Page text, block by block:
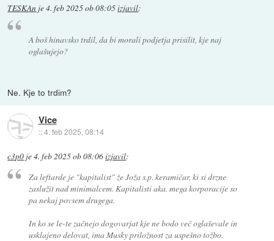
TESKAn je4. feb 2025 ob 08:05izjavil:
A boš hinavsko trdil, da bi morali podjetja prisilit, kje naj
oglašujejo?
Ne. Kje to trdim?
Vice
::4. feb 2025, 08:14
c3p0 je4. feb 2025 ob 08:06izjavil:
Za leftarde je "kapitalist" že Joža s.p. keramičar, ki si drzne
zaslužit nad minimalcem. Kapitalisti aka. mega korporacije so
pa nekaj povsem drugega.
In ko se le-te začnejo dogovarjat kje ne bodo več oglaševale in
usklajeno delovat, ima Musky priložnost za uspešno tožbo.